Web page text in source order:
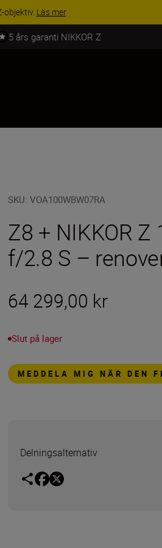
i dagHandla nu
5 års garanti NIKKOR Z
SKU:VOA100WBW07RA
Z8 + NIKKOR Z
f/2.8 S –
64 299,00 kr
Slut på lager
MEDDELA MIG NÄR DEN
Delningsalternativ